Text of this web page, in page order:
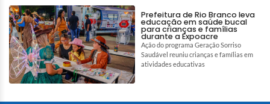
Prefeitura de Rio Branco leva
educação em saúde bucal
para crianças e famílias
durante a Expoacre
Ação do programa Geração Sorriso
Saudável reuniu crianças e famílias em
atividades educativas